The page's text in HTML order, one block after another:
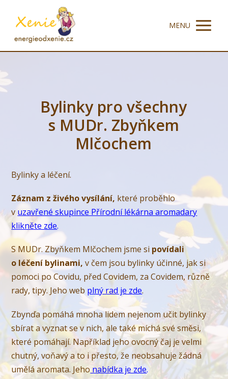
MENU
Bylinky pro všechny
s MUDr. Zbyňkem
Mlčochem
Bylinky a léčení.
Záznam z živého vysílání, které proběhlo
v uzavřené skupince Přírodní lékárna aromadary
klikněte zde.
S MUDr. Zbyňkem Mlčochem jsme si povídali
o léčení bylinami, v čem jsou bylinky účinné, jak si
pomoci po Covidu, před Covidem, za Covidem, různě
rady, tipy. Jeho web plný rad je zde.
Zbynďa pomáhá mnoha lidem nejenom učit bylinky
sbírat a vyznat se v nich, ale také míchá své směsi,
které pomáhají. Například jeho ovocný čaj je velmi
chutný, voňavý a to i přesto, že neobsahuje žádná
umělá aromata. Jeho nabídka je zde.